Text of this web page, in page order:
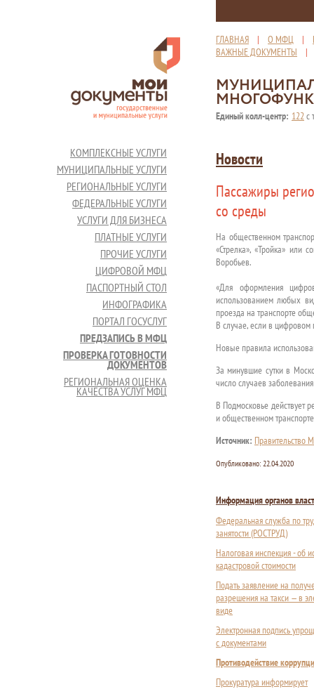
ГЛАВНАЯ | О МФЦ |
ВАЖНЫЕ ДОКУМЕНТЫ
Единый колл-центр: 122с
КОМПЛЕКСНЫЕ УСЛУГИ
МУНИЦИПАЛЬНЫЕ УСЛУГИ
РЕГИОНАЛЬНЫЕ УСЛУГИ
ФЕДЕРАЛЬНЫЕ УСЛУГИ
УСЛУГИ ДЛЯ БИЗНЕСА
ПЛАТНЫЕ УСЛУГИ
ПРОЧИЕ УСЛУГИ
ЦИФРОВОЙ МФЦ
ПАСПОРТНЫЙ СТОЛ
ИНФОГРАФИКА
ПОРТАЛ ГОСУСЛУГ
ПРЕДЗАПИСЬ В МФЦ
ПРОВЕРКА ГОТОВНОСТИ
ДОКУМЕНТОВ
РЕГИОНАЛЬНАЯ ОЦЕНКА
КАЧЕСТВА УСЛУГ МФЦ
Новости
Пассажиры
со среды
На общественном
«Стрелка», «Тройка» или
Воробьев.
«Для оформления
использованием любых
проезда на транспорте
В случае, если в цифровом
Новые правила
За минувшие сутки в
число случаев
В Подмосковье действует
и общественном
Источник: Правительство
Опубликовано: 22.04.2020
Информация органов
Федеральная служба по
занятости (РОСТРУД)
Налоговая инспекция - об
кадастровой стоимости
Подать заявление на
разрешения на такси — в
виде
Электронная подпись
с документами
Противодействие
Прокуратура информирует